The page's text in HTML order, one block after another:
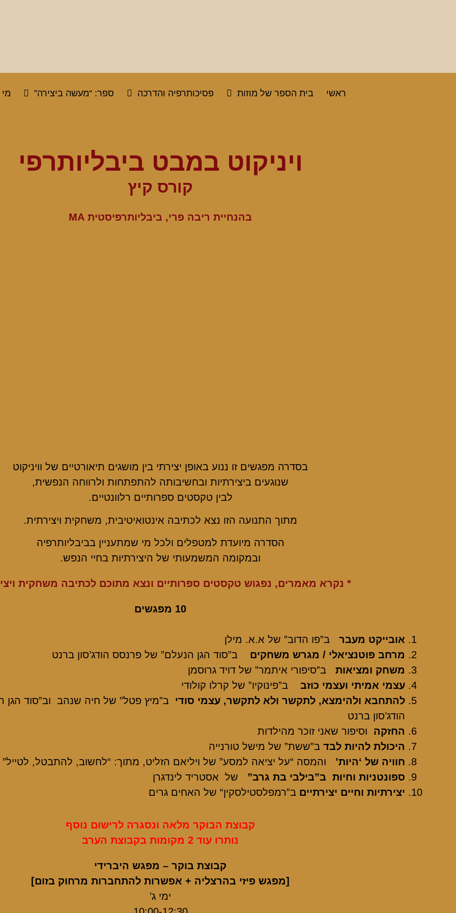
ראשי בית הספר של מוזות פסיכותרפיה והדרכה ספר: “מעשה ביצירה” מי
ויניקוט במבט ביבליותרפי
קורס קיץ
בהנחיית ריבה פרי, ביבליותרפיסטית MA
בסדרה מפגשים זו ננוע באופן יצירתי בין מושגים תיאורטיים של וויניקוט
שנוגעים ביצירתיות ובחשיבותה להתפתחות ולרווחה הנפשית,
לבין טקסטים ספרותיים רלוונטיים.
מתוך התנועה הזו נצא לכתיבה אינטואיטיבית, משחקית ויצירתית.
הסדרה מיועדת למטפלים ולכל מי שמתעניין בביבליותרפיה
ובמקומה המשמעותי של היצירתיות בחיי הנפש.
* נקרא מאמרים, נפגוש טקסטים ספרותיים ונצא מתוכם לכתיבה משחקית
אובייקט מעבר ב”פו הדוב” של א.א. מילן
מרחב פוטנציאלי / מגרש משחקים ב”סוד הגן הנעלם” של פרנסס הודג’סון ברנט
משחק ומציאות ב”סיפורי איתמר” של דויד גרוסמן
עצמי אמיתי ועצמי כוזב ב”פינוקיו” של קרלו קולודי
להתחבא ולהימצא, לתקשר ולא לתקשר, עצמי סודי ב”מיץ פטל” של חיה שנהב וב”סוד
הודג’סון ברנט
החזקה וסיפור שאני זוכר מהילדות
היכולת להיות לבד ב”ששת” של מישל טורנייה
חוויה של ‘היות’ והמסה “על יציאה למסע” של ויליאם הזליט, מתוך: “לחשוב, להתבטל,
ספונטניות וחיוּת ב”בילבי בת גרב”
של אסטריד לינדגרן
יצירתיות וחיים יצירתיים ב”רמפלסטילסקין“ של האחים גרים
קבוצת הבוקר מלאה ונסגרה לרישום נוסף
נותרו עוד 2 מקומות בקבוצת הערב
קבוצת בוקר – מפגש היברידי
[מפגש פיזי בהרצליה + אפשרות להתחברות מרחוק בזום]
ימי ג’